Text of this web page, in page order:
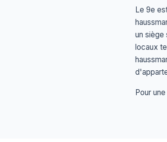
Le 9e
un siège
locaux
Pour